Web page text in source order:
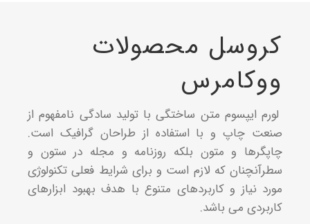
کروسل محصولات
ووکامرس
لورم ایپسوم متن ساختگی با تولید سادگی نامفهوم از
صنعت چاپ و با استفاده از طراحان گرافیک است.
چاپگرها و متون بلکه روزنامه و مجله در ستون و
سطرآنچنان که لازم است و برای شرایط فعلی تکنولوژی
مورد نیاز و کاربردهای متنوع با هدف بهبود ابزارهای
کاربردی می باشد.